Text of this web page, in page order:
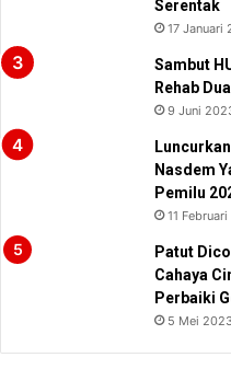
Serentak
17 Januari
Sambut
Rehab
9 Juni
Nasdem
Pemilu
11
Patut
Cahaya
Perbaiki
5 Mei 2023